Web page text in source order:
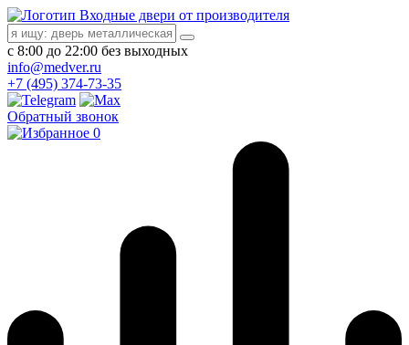
Входные двери от производителя
с 8:00 до 22:00 без выходных
info@medver.ru
+7 (495) 374-73-35
Обратный звонок
0